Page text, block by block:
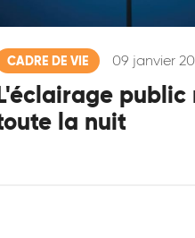
CADRE DE VIE 09 janvier
public
la nuit